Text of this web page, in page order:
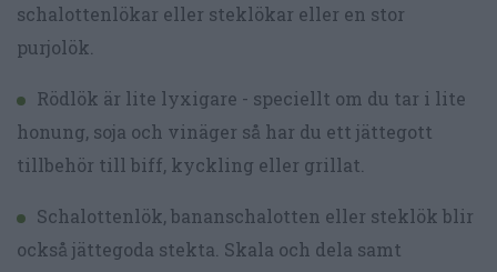
schalottenlökar eller steklökar eller en stor
purjolök.
Rödlök är lite lyxigare - speciellt om du tar i lite
honung, soja och vinäger så har du ett jättegott
tillbehör till biff, kyckling eller grillat.
Schalottenlök, bananschalotten eller steklök blir
också jättegoda stekta. Skala och dela samt